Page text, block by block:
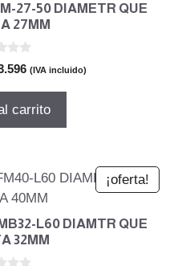
27-50 DIAMETR QUE
27MM
El
actual
(IVA incluido)
carrito
¡oferta!
L60 DIAMTR QUE
32MM